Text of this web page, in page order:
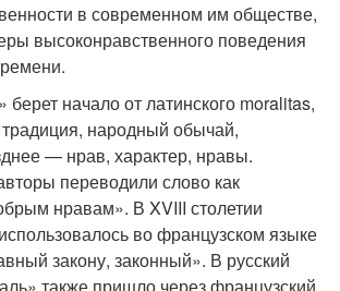
в современном им обществе,
высоконравственного поведения
начало от латинского moralitas,
народный обычай,
— нрав, характер, нравы.
переводили слово как
нравам». В XVIII столетии
во французском языке
закону, законный». В русский